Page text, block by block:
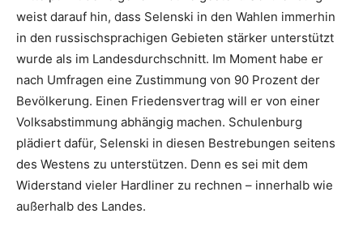
weist darauf hin, dass Selenski in den Wahlen immerhin
in den russischsprachigen Gebieten stärker unterstützt
wurde als im Landesdurchschnitt. Im Moment habe er
nach Umfragen eine Zustimmung von 90 Prozent der
Bevölkerung. Einen Friedensvertrag will er von einer
Volksabstimmung abhängig machen. Schulenburg
plädiert dafür, Selenski in diesen Bestrebungen seitens
des Westens zu unterstützen. Denn es sei mit dem
Widerstand vieler Hardliner zu rechnen – innerhalb wie
außerhalb des Landes.